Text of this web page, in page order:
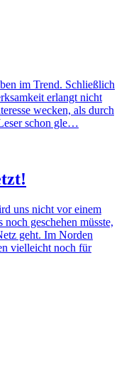
im Trend. Schließlich
erlangt nicht
wecken, als durch
schon gle…
uns nicht vor einem
geschehen müsste,
geht. Im Norden
vielleicht noch für